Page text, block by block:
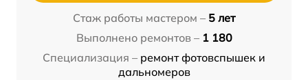
Стаж работы мастером – 5 лет
Выполнено ремонтов – 1 180
Специализация – ремонт фотовспышек и
дальномеров